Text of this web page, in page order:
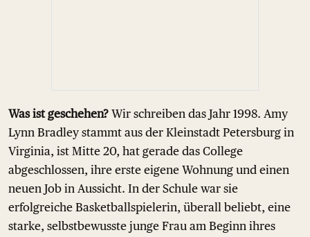
Was ist geschehen? Wir schreiben das Jahr 1998. Amy
Lynn Bradley stammt aus der Kleinstadt Petersburg in
Virginia, ist Mitte 20, hat gerade das College
abgeschlossen, ihre erste eigene Wohnung und einen
neuen Job in Aussicht. In der Schule war sie
erfolgreiche Basketballspielerin, überall beliebt, eine
starke, selbstbewusste junge Frau am Beginn ihres